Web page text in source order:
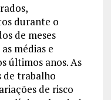
durante o
de meses
médias e
últimos anos. As
de trabalho
de risco